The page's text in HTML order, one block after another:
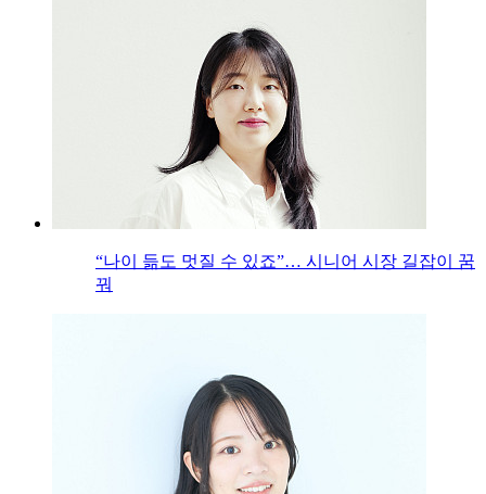
“나이 듦도 멋질 수 있죠”… 시니어 시장 길잡이 꿈
꿔